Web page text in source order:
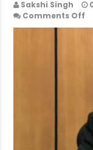
Sakshi Singh
Comments Off
का